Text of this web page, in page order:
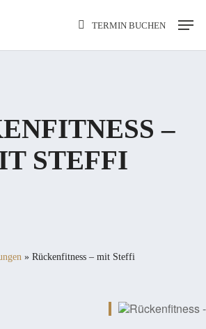
TERMIN BUCHEN
Menu
–
STEFFI
» Rückenfitness – mit Steffi